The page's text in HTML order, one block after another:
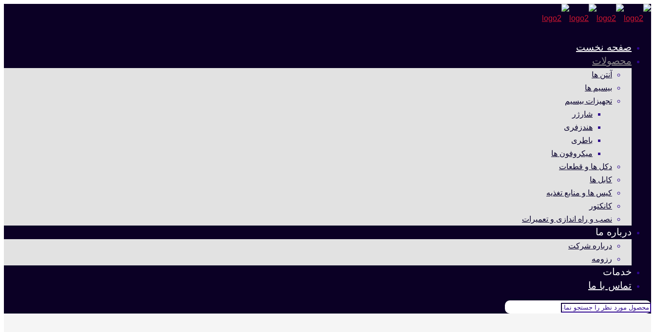
صفحه نخست
محصولات
آنتن ها
بیسیم ها
تجهیزات بیسیم
شارژر
هندزفری
باطری
میکروفون ها
دکل ها و قطعات
کابل ها
کیس ها و منابع تغذیه
کانکتور
نصب و راه اندازی و تعمیرات
درباره ما
درباره شرکت
رزومه
خدمات
تماس با ما